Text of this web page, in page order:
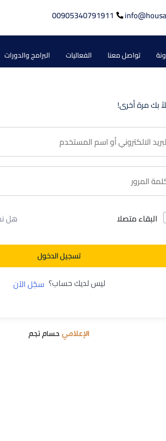
00905340791911
البرامج والدورات الفعاليات تواصل معنا
بك مرة أخرى!
البقاء متصلا هل
تسجيل الدخول
ليس لديك حساب؟ سجّل الآن